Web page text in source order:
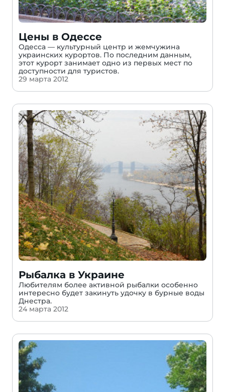
Цены в Одессе
Одесса — культурный центр и жемчужина
украинских курортов. По последним данным,
этот курорт занимает одно из первых мест по
доступности для туристов.
29 марта 2012
Рыбалка в Украине
Любителям более активной рыбалки особенно
интересно будет закинуть удочку в бурные воды
Днестра.
24 марта 2012